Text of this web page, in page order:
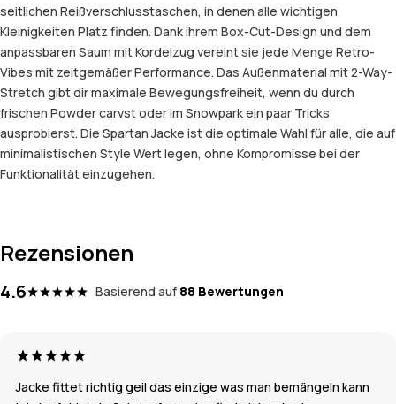
seitlichen Reißverschlusstaschen, in denen alle wichtigen
Kleinigkeiten Platz finden. Dank ihrem Box-Cut-Design und dem
anpassbaren Saum mit Kordelzug vereint sie jede Menge Retro-
Vibes mit zeitgemäßer Performance. Das Außenmaterial mit 2-Way-
Stretch gibt dir maximale Bewegungsfreiheit, wenn du durch
frischen Powder carvst oder im Snowpark ein paar Tricks
ausprobierst. Die Spartan Jacke ist die optimale Wahl für alle, die auf
minimalistischen Style Wert legen, ohne Kompromisse bei der
Funktionalität einzugehen.
Rezensionen
4.6 Basierend auf 88 Bewertungen
Jacke fittet richtig geil das einzige was man bemängeln kann